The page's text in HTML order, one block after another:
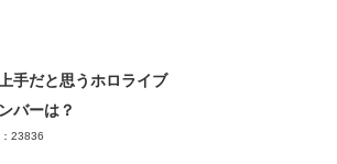
手だと思うホロライブ
バーは？
23836